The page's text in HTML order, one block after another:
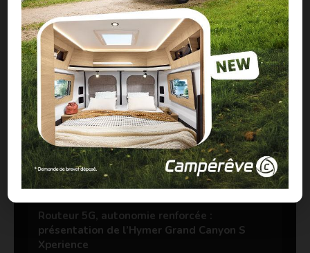
À LIRE ABSOLUMENT
Routeur 5G, autonomie renforcée :
présentation de l’Hymer Grand Canyon S
Xperience